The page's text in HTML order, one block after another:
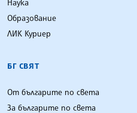
Наука
Образование
ЛИК Куриер
БГ СВЯТ
От българите по света
За българите по света